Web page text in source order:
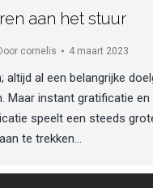
aan het stuur
cornelis 4 maart 2023
altijd al een belangrijke
Maar instant gratificatie en
speelt een steeds
te trekken…